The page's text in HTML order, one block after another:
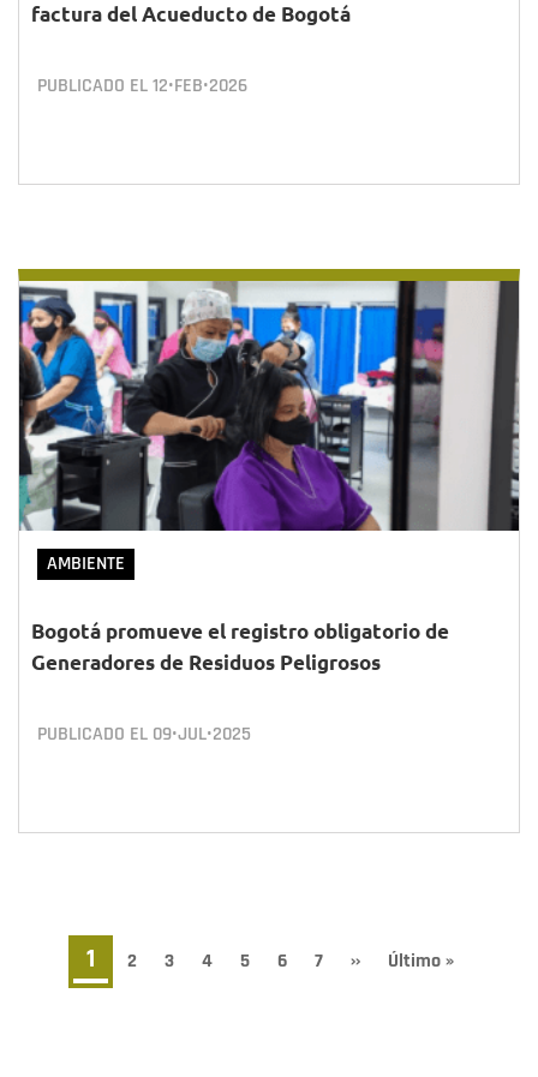
factura del Acueducto de Bogotá
PUBLICADO EL12•FEB•2026
AMBIENTE
Bogotá promueve el registro obligatorio de
Generadores de Residuos Peligrosos
PUBLICADO EL 09•JUL•2025
Paginación
Página
actual
1 Page
2 Page
3 Page
4 Page
5 Page
6 Page
7
Siguiente
››
Última
Último »